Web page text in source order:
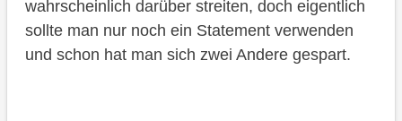
wahrscheinlich darüber streiten, doch eigentlich
sollte man nur noch ein Statement verwenden
und schon hat man sich zwei Andere gespart.